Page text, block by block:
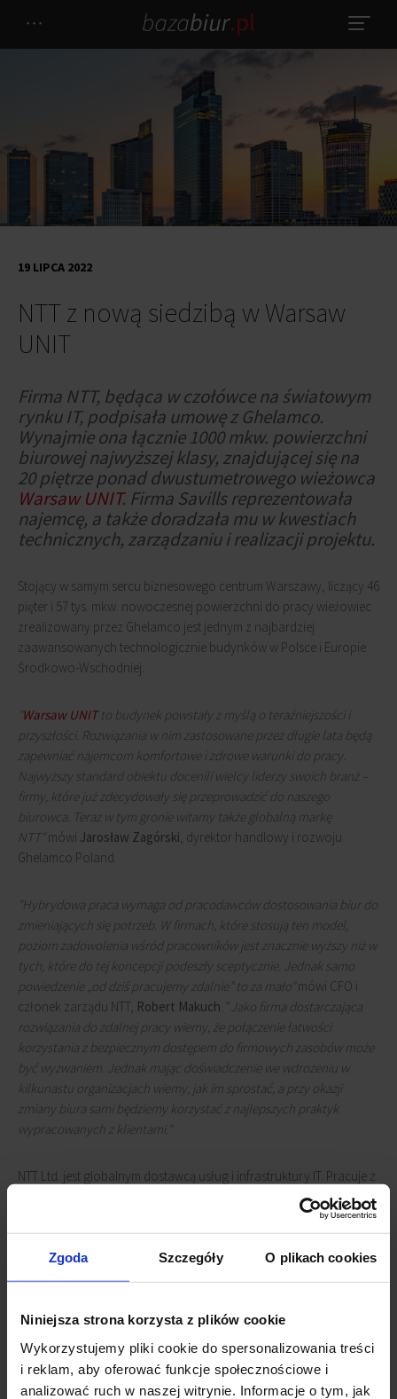
Zgoda Szczegóły O plikach cookies
Niniejsza strona korzysta z plików cookie
Wykorzystujemy pliki cookie do spersonalizowania treści
i reklam, aby oferować funkcje społecznościowe i
analizować ruch w naszej witrynie. Informacje o tym, jak
NTT z nową siedzibą w Warsaw
UNIT
19 LIPCA 2022
Firma NTT, będąca w czołówce na światowym
rynku IT, podpisała umowę z Ghelamco.
Wynajmie ona łącznie 1000 mkw. powierzchni
biurowej najwyższej klasy, znajdującej się na
20 piętrze ponad dwustumetrowego wieżowca
Warsaw UNIT. Firma Savills reprezentowała
najemcę, a także doradzała mu w kwestiach
technicznych, zarządzaniu i realizacji projektu.
Stojący w samym sercu biznesowego centrum Warszawy, liczący 46
pięter i 57 tys. mkw. nowoczesnej powierzchni do pracy wieżowiec
zrealizowany przez Ghelamco jest jednym z najbardziej
zaawansowanych technologicznie budynków w Polsce i Europie
Środkowo-Wschodniej.
Warsaw UNITto budynek powstały z myślą o teraźniejszości i
przyszłości. Rozwiązania w nim zastosowane przez długie lata będą
zapewniać najemcom komfortowe i zdrowe warunki do pracy.
Najwyższy standard obiektu docenili wielcy liderzy swoich branż –
firmy, które już zdecydowały się przeprowadzić do naszego
biurowca. Teraz w tym gronie witamy także globalną markę
NTT" mówi Jarosław Zagórski, dyrektor handlowy i rozwoju
Ghelamco Poland.
"Hybrydowa praca wymaga od pracodawców dostosowania biur do
zmieniających się potrzeb. W firmach, które stosują ten model,
poziom zadowolenia wśród pracowników jest znacznie wyższy niż w
tych, które do tej koncepcji podeszły sceptycznie. Jednak samo
powiedzenie „od dziś pracujemy zdalnie” to za mało" mówi CFO i
członek zarządu NTT, Robert Makuch . " Jako firma dostarczająca
rozwiązania do zdalnej pracy wiemy, że połączenie łatwości
korzystania z bezpiecznym dostępem do firmowych zasobów może
być wyzwaniem. Jednak mając doświadczenie we wdrożeniu w
kilkunastu organizacjach wiemy, jak im sprostać, a przy okazji
zmiany biura sami będziemy korzystać z najlepszych praktyk
wypracowanych z klientami."
NTT Ltd. jest globalnym dostawcą usług i infrastruktury IT. Pracuje z
partnerami na całym świecie, by osiągnąć najlepsze wyniki
biznesowe dzięki inteligentnym rozwiązaniom opartym o analitykę
danych, zdalną współpracę i najnowsze produkty
cyberbezpieczeństwa. Rozwiązania NTT pozwalają firmom
przechodzić cyfrową transformację. Globalnie obsługuje 80% firm z
contact center, współpracy na odległość czy wdrożeń z zakresu
infrastruktury IT. W Polsce NTT współpracuje z globalnymi
organizacjami z sektora Enterprise, polskim sektorem bankowym i
publicznym.